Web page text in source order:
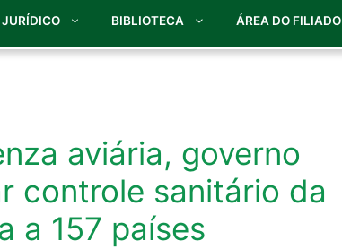
JURÍDICO BIBLIOTECA ÁREA DO FILIADO
aviária, governo
controle sanitário da
a 157 países